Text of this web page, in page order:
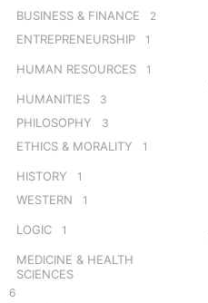
BUSINESS & FINANCE 2
ENTREPRENEURSHIP 1
HUMAN RESOURCES 1
HUMANITIES 3
PHILOSOPHY 3
ETHICS & MORALITY 1
HISTORY 1
WESTERN 1
LOGIC 1
MEDICINE & HEALTH
SCIENCES
6